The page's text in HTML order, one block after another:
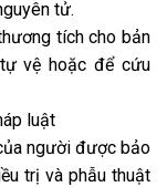
tử.
tích cho bản
vệ hoặc để cứu
luật
người được bảo
trị và phẫu thuật